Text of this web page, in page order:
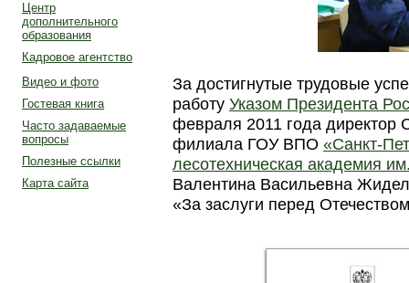
Центр
дополнительного
образования
Кадровое агентство
Видео и фото
Гостевая книга
Часто задаваемые
вопросы
Полезные ссылки
Карта сайта
За достигнутые трудовые
работу Указом Президента
февраля 2011 года директор
филиала ГОУ ВПО «Санкт-
лесотехническая академия
Валентина Васильевна
«За заслуги перед